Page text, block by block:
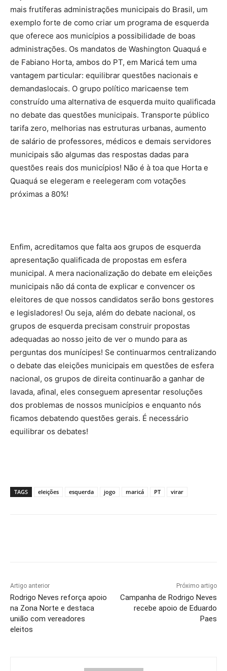
mais frutíferas administrações municipais do Brasil, um
exemplo forte de como criar um programa de esquerda
que oferece aos municípios a possibilidade de boas
administrações. Os mandatos de Washington Quaquá e
de Fabiano Horta, ambos do PT, em Maricá tem uma
vantagem particular: equilibrar questões nacionais e
demandaslocais. O grupo político maricaense tem
construído uma alternativa de esquerda muito qualificada
no debate das questões municipais. Transporte público
tarifa zero, melhorias nas estruturas urbanas, aumento
de salário de professores, médicos e demais servidores
municipais são algumas das respostas dadas para
questões reais dos municípios! Não é à toa que Horta e
Quaquá se elegeram e reelegeram com votações
próximas a 80%!
Enfim, acreditamos que falta aos grupos de esquerda
apresentação qualificada de propostas em esfera
municipal. A mera nacionalização do debate em eleições
municipais não dá conta de explicar e convencer os
eleitores de que nossos candidatos serão bons gestores
e legisladores! Ou seja, além do debate nacional, os
grupos de esquerda precisam construir propostas
adequadas ao nosso jeito de ver o mundo para as
perguntas dos munícipes! Se continuarmos centralizando
o debate das eleições municipais em questões de esfera
nacional, os grupos de direita continuarão a ganhar de
lavada, afinal, eles conseguem apresentar resoluções
dos problemas de nossos municípios e enquanto nós
ficamos debatendo questões gerais. É necessário
equilibrar os debates!
TAGS eleições esquerda jogo maricá PT virar
Artigo anterior
Rodrigo Neves reforça apoio
na Zona Norte e destaca
união com vereadores
eleitos
Próximo artigo
Campanha de Rodrigo Neves
recebe apoio de Eduardo
Paes